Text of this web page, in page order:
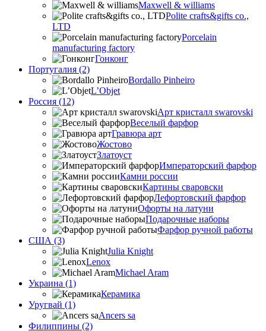
Maxwell & williams
Polite crafts&gifts co.,
LTD
Porcelain
manufacturing factory
Гонконг
Португалия (2)
Bordallo Pinheiro
L’Objet
Россия (12)
Арт кристалл swarovski
Веселый фарфор
Гравюра арт
Жостово
Златоуст
Императорский фарфор
Камни россии
Картины сваровски
Лефортовский фарфор
Офорты на латуни
Подарочные наборы
Фарфор ручной работы
США (3)
Julia Knight
Lenox
Michael Aram
Украина (1)
Керамика
Уругвай (1)
Ancers sa
Филиппины (2)